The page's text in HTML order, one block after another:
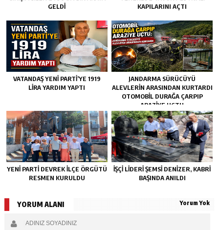
GELDİ
KAPILARINI AÇTI
VATANDAŞ YENİ PARTİ’YE 1919
LİRA YARDIM YAPTI
JANDARMA SÜRÜCÜYÜ
ALEVLERIN ARASINDAN KURTARDI
OTOMOBIL DURAĞA ÇARPIP
ARAZIYE UÇTU
YENİ PARTİ DEVREK İLÇE ÖRGÜTÜ
RESMEN KURULDU
İŞÇİ LİDERİ ŞEMSİ DENİZER, KABRİ
BAŞINDA ANILDI
YORUM ALANI Yorum Yok